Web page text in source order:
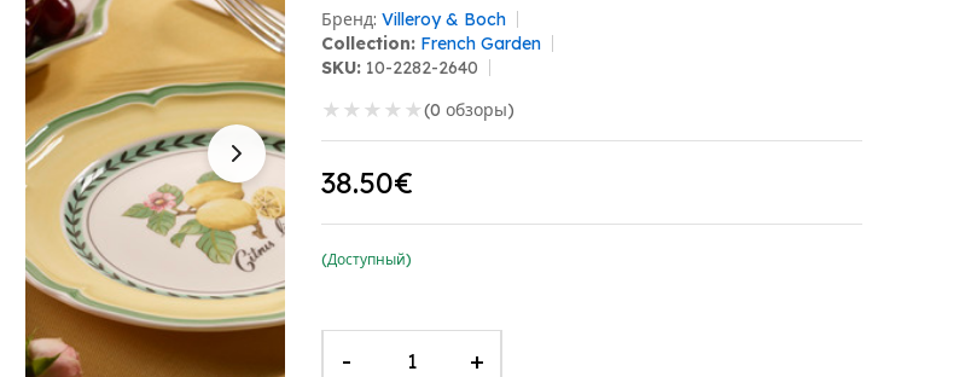
Бренд:Villeroy & Boch
Collection: French Garden
SKU: 10-2282-2640
★ ★ ★ ★ ★(0 обзоры)
38.50€
(Доступный)
- +